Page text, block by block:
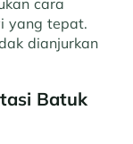
cara
yang tepat.
dianjurkan
Batuk